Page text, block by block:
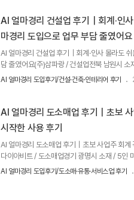
경리를 사용 중인 고객의 생생한 후기를지금
생산 및 소싱 전문, (주)다인에이지에이 (주)다
AI 얼마경리 건설업 후기｜회계·인
마경리 도입으로 업무 부담 줄였어요
AI 얼마경리 건설업 후기｜회계·인사 몰라도
담 줄였어요(주)삼파랑 / 건설업전북 남원시
사 사무실을 통해 회계 관리하다 얼마경리를
러던 중 얼마경리를 알게 되었고, 도입 후 실제
그램 AI 얼마경리 도입 후, 직접 급여·장부 관
AI 얼마경리 도입후기/건설·건축·인테리어 후기
AI 얼마경리 도소매업 후기｜초보
시작한 사용 후기
AI 얼마경리 도소매업 후기｜초보 사업주 회
다이아비트 / 도소매업경기 광명시 소재 / 5인
는 창업한 지 얼마 되지 않아 내부에서 관리할
AI 얼마경리 도입후기/도소매·유통·서비스업 후기